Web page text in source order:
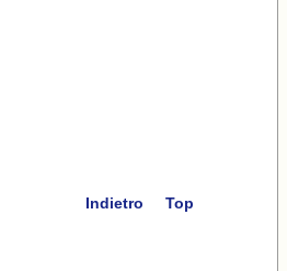
Indietro
Top